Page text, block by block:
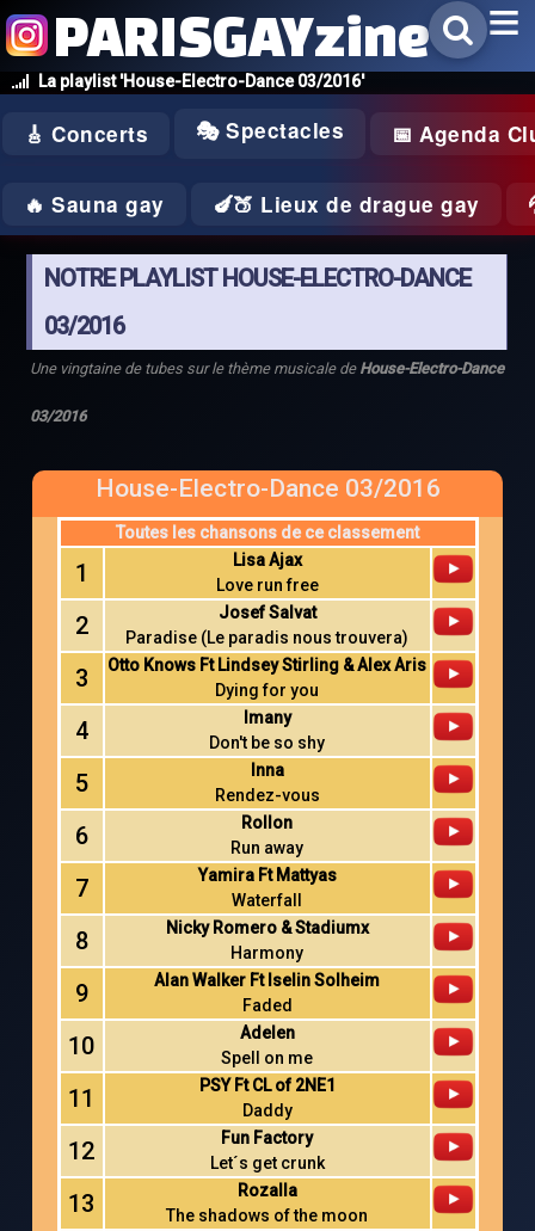
La playlist 'House-Electro-Dance 03/2016'
PARISGAYzine
🎸 Concerts 🎭 Spectacles 📅 Agenda
🔥 Sauna gay 🍆🍑 Lieux de drague gay
NOTRE PLAYLIST HOUSE-ELECTRO-DANCE
03/2016
Une vingtaine de tubes sur le thème musicale de House-Electro-Dance
03/2016
House-Electro-Dance 03/2016
Toutes les chansons de ce classement
1
Lisa Ajax
Love run free
2
Josef Salvat
Paradise (Le paradis nous trouvera)
3
Otto Knows Ft Lindsey Stirling & Alex Aris
Dying for you
4
Imany
Don't be so shy
5
Inna
Rendez-vous
6
Rollon
Run away
7
Yamira Ft Mattyas
Waterfall
8
Nicky Romero & Stadiumx
Harmony
9
Alan Walker Ft Iselin Solheim
Faded
10
Adelen
Spell on me
11
PSY Ft CL of 2NE1
Daddy
12
Fun Factory
Let´s get crunk
13
Rozalla
The shadows of the moon